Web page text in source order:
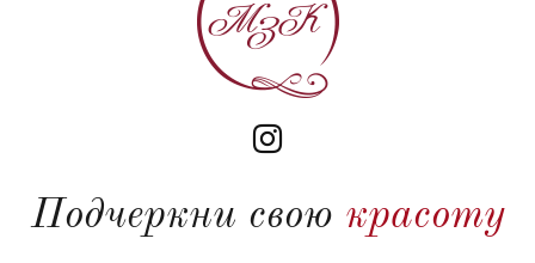
Подчеркни свою красоту